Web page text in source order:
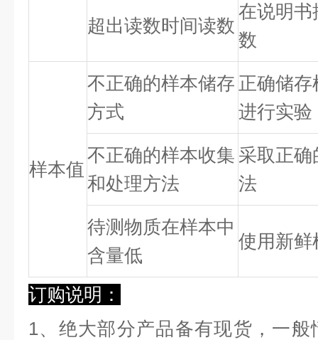
超出读数时间读数
在说明书
数
样本值
不正确的样本储存
方式
正确储
进行实验
不正确的样本收集
和处理方法
采取正
法
待测物质在样本中
含量低
使用新鲜
订购说明：
1、绝大部分产品备有现货，一